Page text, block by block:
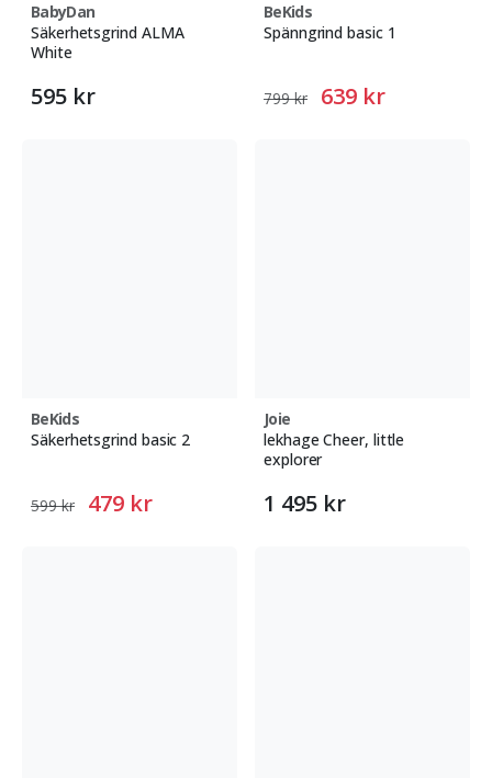
BabyDan
Säkerhetsgrind ALMA
White
595 kr
BeKids
Spänngrind basic 1
799 kr 639 kr
BeKids
Säkerhetsgrind basic 2
599 kr 479 kr
Joie
lekhage Cheer, little
explorer
1 495 kr